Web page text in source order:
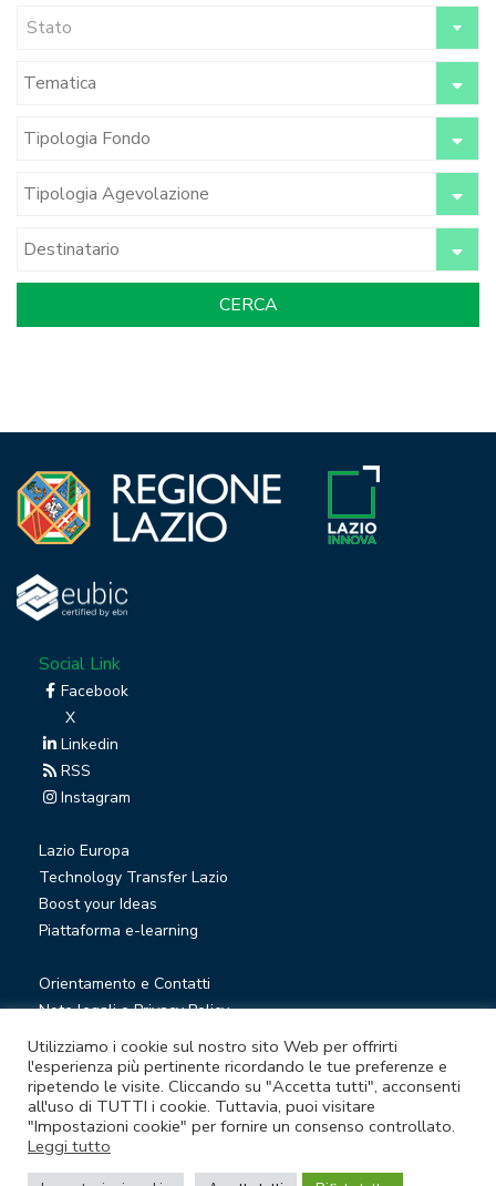
Stato
Social Link
Facebook
X
Linkedin
RSS
Instagram
Lazio Europa
Technology Transfer Lazio
Boost your Ideas
Piattaforma e-learning
Orientamento e Contatti
Note legali e Privacy Policy
Privacy Newsletter
Società trasparente
Whistleblowing
© Lazio Innova S.p.A. società soggetta a direzione e
Utilizziamo i cookie sul nostro sito Web per offrirti
l'esperienza più pertinente ricordando le tue preferenze e
ripetendo le visite. Cliccando su "Accetta tutti", acconsenti
all'uso di TUTTI i cookie. Tuttavia, puoi visitare
"Impostazioni cookie" per fornire un consenso controllato.
Leggi tutto